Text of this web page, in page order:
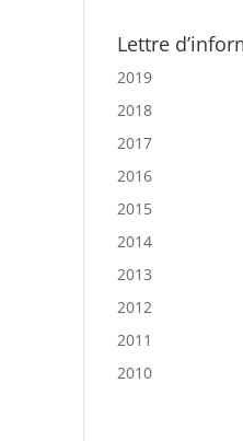
Lettre
2019
2018
2017
2016
2015
2014
2013
2012
2011
2010